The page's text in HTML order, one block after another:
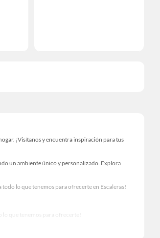
¡Visítanos y encuentra inspiración para tus
un ambiente único y personalizado. Explora
lo que tenemos para ofrecerte en Escaleras!
que tenemos para ofrecerte!
y decoración. ¡Visítanos y haz tus ideas